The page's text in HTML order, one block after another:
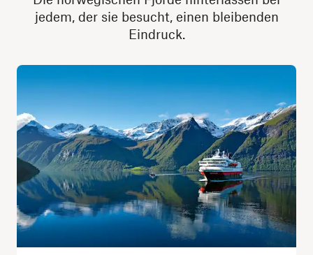
jedem, der sie besucht, einen bleibenden
Eindruck.